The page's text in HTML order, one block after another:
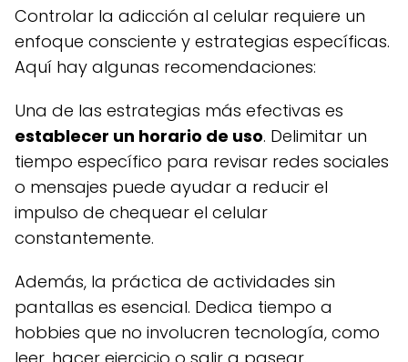
Controlar la adicción al celular requiere un
enfoque consciente y estrategias específicas.
Aquí hay algunas recomendaciones:
Una de las estrategias más efectivas es
establecer un horario de uso. Delimitar un
tiempo específico para revisar redes sociales
o mensajes puede ayudar a reducir el
impulso de chequear el celular
constantemente.
Además, la práctica de actividades sin
pantallas es esencial. Dedica tiempo a
hobbies que no involucren tecnología, como